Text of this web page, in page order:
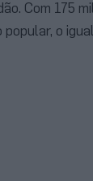
Com 175
popular, o